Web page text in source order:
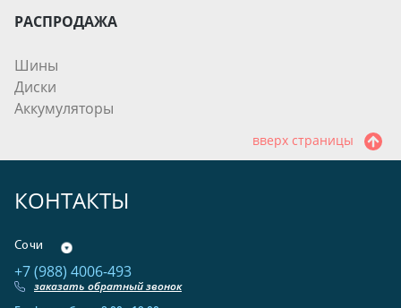
РАСПРОДАЖА
Шины
Диски
Аккумуляторы
вверх страницы
КОНТАКТЫ
Сочи
+7 (988) 4006-493
заказать обратный звонок